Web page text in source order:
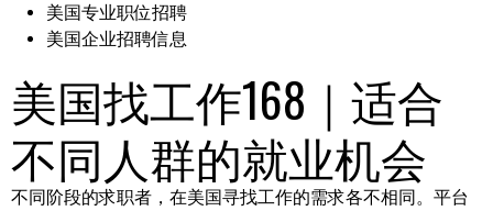
美国专业职位招聘
美国企业招聘信息
美国找工作168｜适合
不同人群的就业机会
不同阶段的求职者，在美国寻找工作的需求各不相同。平台